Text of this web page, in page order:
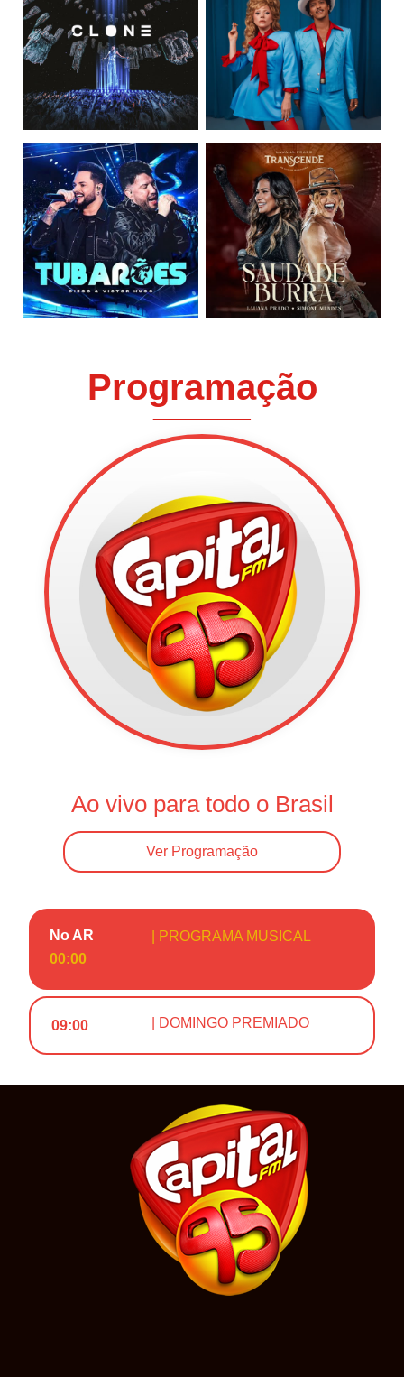
Programação
______
Ao vivo para todo o Brasil
Ver Programação
No AR
00:00
| PROGRAMA MUSICAL
09:00 | DOMINGO PREMIADO